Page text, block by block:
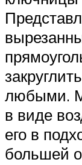
любыми.
в виде
его в
большей